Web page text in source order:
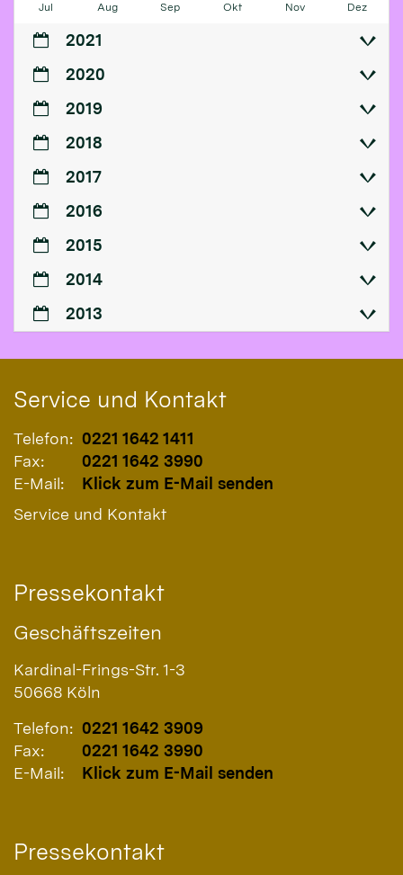
Jul Aug Sep Okt Nov Dez
2021
2020
2019
2018
2017
2016
2015
2014
2013
Service und Kontakt
Telefon: 0221 1642 1411
Fax:
0221 1642 3990
E-Mail:
Klick zum E-Mail senden
Service und Kontakt
Pressekontakt
Geschäftszeiten
Kardinal-Frings-Str. 1-3
50668 Köln
Telefon: 0221 1642 3909
Fax:
0221 1642 3990
E-Mail:
Klick zum E-Mail senden
Pressekontakt